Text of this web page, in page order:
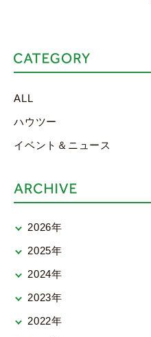
ALL
ハウツー
イベント＆ニュース
2026年
2025年
2024年
2023年
2022年